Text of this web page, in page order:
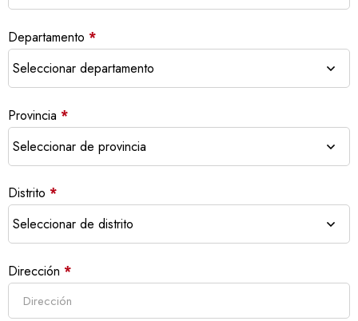
Departamento *
Provincia *
Distrito *
Dirección *